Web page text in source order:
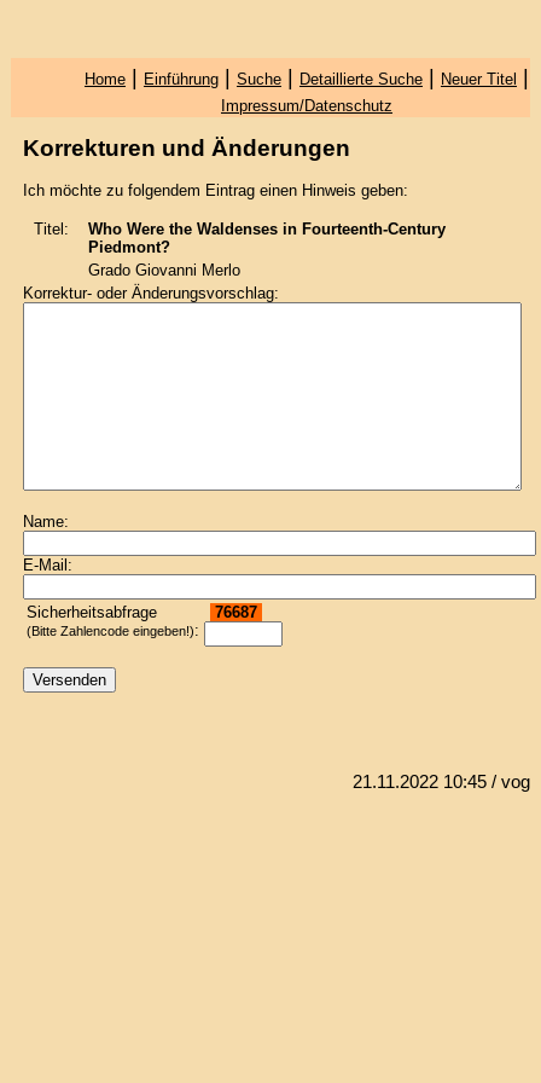
Home| Einführung| Suche| Detaillierte Suche| Neuer Titel |
Impressum/Datenschutz
Korrekturen und Änderungen
Ich möchte zu folgendem Eintrag einen Hinweis geben:
Titel:
Who Were the Waldenses in Fourteenth-Century
Piedmont?
Grado Giovanni Merlo
Korrektur- oder Änderungsvorschlag:
Name:
E-Mail:
Sicherheitsabfrage
(Bitte Zahlencode eingeben!):
76687
21.11.2022 10:45 / vog